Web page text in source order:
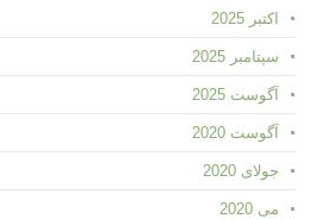
اکتبر 2025
سپتامبر 2025
آگوست 2025
آگوست 2020
جولای 2020
می 2020